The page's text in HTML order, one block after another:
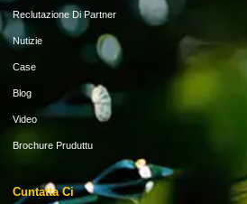
Reclutazione Di Partner
Nutizie
Case
Blog
Video
Brochure Pruduttu
Cuntatta Ci